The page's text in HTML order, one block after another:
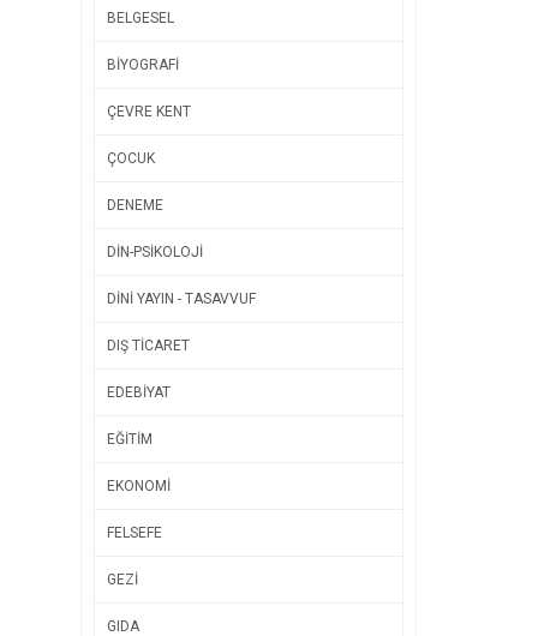
BELGESEL
BİYOGRAFİ
ÇEVRE KENT
ÇOCUK
DENEME
DİN-PSİKOLOJİ
DİNİ YAYIN - TASAVVUF
DIŞ TİCARET
EDEBİYAT
EĞİTİM
EKONOMİ
FELSEFE
GEZİ
GIDA